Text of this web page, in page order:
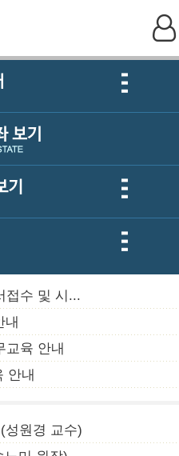
접수 및 시...
내
교육 안내
안내
성원경 교수)